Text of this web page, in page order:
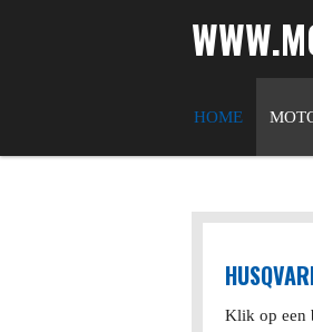
HOME
Klik op een